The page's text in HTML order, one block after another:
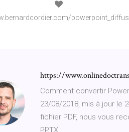
https://
Comment convertir
23/08/2018, mis à jour le
fichier PDF, nous vous
PPTX.